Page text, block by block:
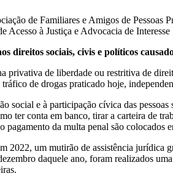
de Familiares e Amigos de
à Justiça e Advocacia de
direitos sociais, civis e políticos
privativa de liberdade ou restritiva de
de drogas praticado hoje,
social e à participação cívica das
ter conta em banco, tirar a carteira de
pagamento da multa penal são
2022, um mutirão de assistência jurídica
daquele ano, foram realizados